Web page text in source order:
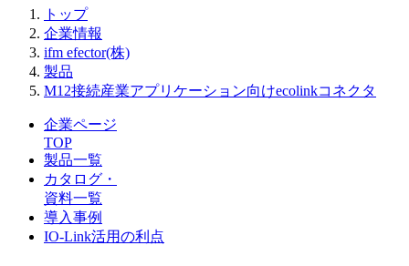
トップ
企業情報
ifm efector(株)
製品
M12接続産業アプリケーション向けecolinkコネクタ
企業ページ
TOP
製品一覧
カタログ・
資料一覧
導入事例
IO-Link活用の利点